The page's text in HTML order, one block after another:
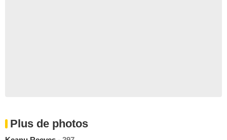
Plus de photos